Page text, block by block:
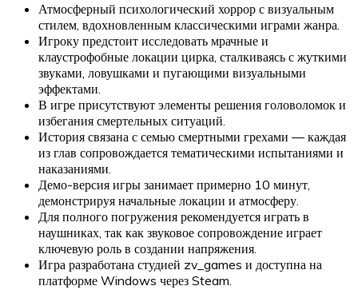
Атмосферный психологический хоррор с визуальным
стилем, вдохновленным классическими играми жанра.
Игроку предстоит исследовать мрачные и
клаустрофобные локации цирка, сталкиваясь с жуткими
звуками, ловушками и пугающими визуальными
эффектами.
В игре присутствуют элементы решения головоломок и
избегания смертельных ситуаций.
История связана с семью смертными грехами — каждая
из глав сопровождается тематическими испытаниями и
наказаниями.
Демо-версия игры занимает примерно 10 минут,
демонстрируя начальные локации и атмосферу.
Для полного погружения рекомендуется играть в
наушниках, так как звуковое сопровождение играет
ключевую роль в создании напряжения.
Игра разработана студией zv_games и доступна на
платформе Windows через Steam.